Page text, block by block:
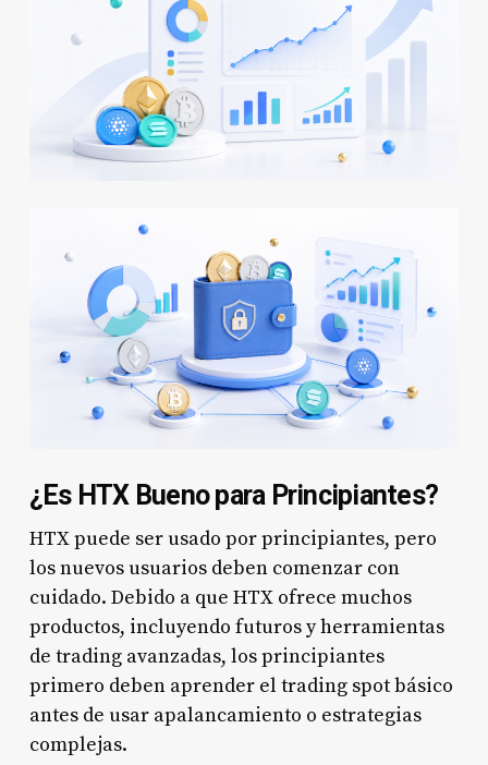
¿Es HTX Bueno para Principiantes?
HTX puede ser usado por principiantes, pero
los nuevos usuarios deben comenzar con
cuidado. Debido a que HTX ofrece muchos
productos, incluyendo futuros y herramientas
de trading avanzadas, los principiantes
primero deben aprender el trading spot básico
antes de usar apalancamiento o estrategias
complejas.